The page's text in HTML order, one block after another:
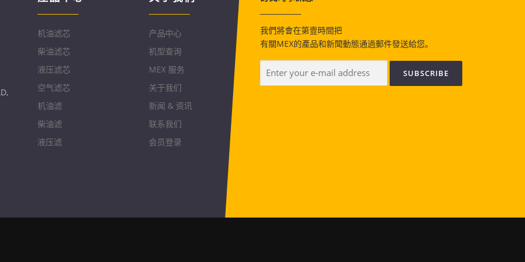
机油滤芯
柴油滤芯
液压滤芯
空气滤芯
机油滤
柴油滤
液压滤
产品中心
机型查询
MEX 服务
关于我们
新闻 & 资讯
联系我们
会员登录
我們將會在第壹時間把
有關MEX的產品和新聞動態通過郵件發送給您。